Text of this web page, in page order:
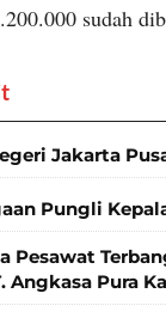
sudah
Jakarta
Pungli
Pesawat
Angkasa Pura